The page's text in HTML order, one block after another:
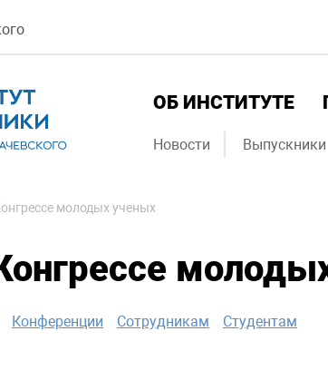
ОБ ИНСТИТУТЕ
Новости Выпускники
молодых ученых
Конференции Сотрудникам Студентам